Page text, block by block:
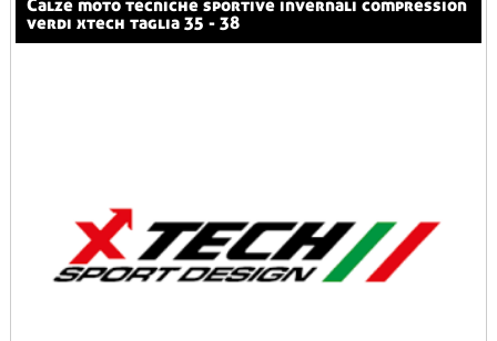
calze moto tecniche sportive invernali compression
verdi xtech taglia 35 - 38